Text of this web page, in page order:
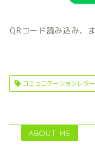
QRコード読み込み、
コミュニケーションレター
ABOUT ME